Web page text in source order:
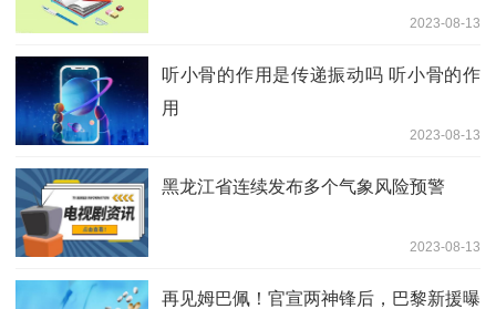
2023-08-13
听小骨的作用是传递振动吗 听小骨的作
用
2023-08-13
黑龙江省连续发布多个气象风险预警
2023-08-13
再见姆巴佩！官宣两神锋后，巴黎新援曝